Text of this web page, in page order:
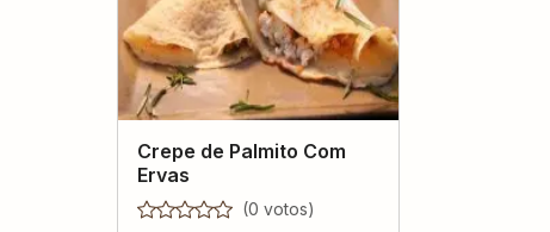
Crepe de Palmito Com
Ervas
(0 votos)